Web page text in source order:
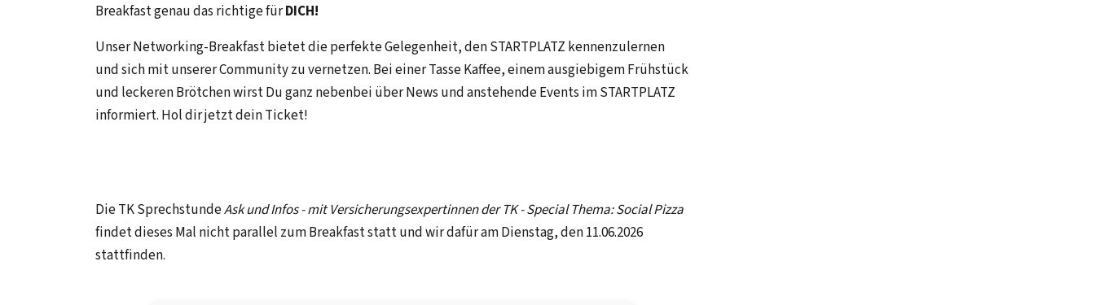
Breakfast genau das richtige fürDICH!
Unser Networking-Breakfast bietet die perfekte Gelegenheit, den STARTPLATZ kennenzulernen
und sich mit unserer Community zu vernetzen. Bei einer Tasse Kaffee, einem ausgiebigem Frühstück
und leckeren Brötchen wirst Du ganz nebenbei über News und anstehende Events im STARTPLATZ
informiert. Hol dir jetzt dein Ticket!
Die TK SprechstundeAsk und Infos - mit Versicherungsexpertinnen der TK - Special Thema: Social Pizza
findet dieses Mal nicht parallel zum Breakfast statt und wir dafür am Dienstag, den 11.06.2026
stattfinden.